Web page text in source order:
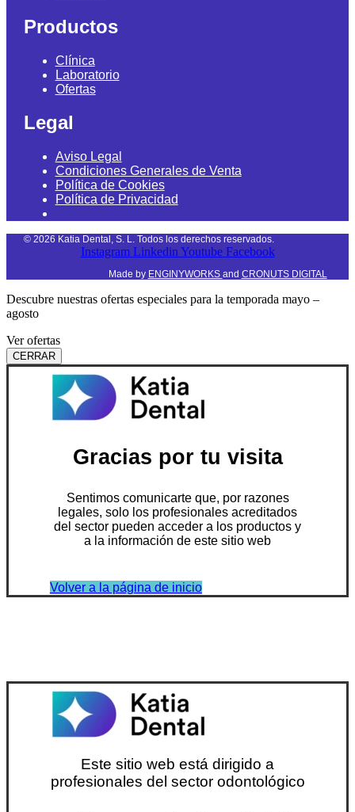
Productos
Clínica
Laboratorio
Ofertas
Legal
Aviso Legal
Condiciones Generales de Venta
Política de Cookies
Política de Privacidad
© 2026 Katia Dental, S. L. Todos los derechos reservados.
Instagram Linkedin Youtube Facebook
Made by ENGINYWORKS and CRONUTS DIGITAL
Descubre nuestras ofertas especiales para la temporada mayo –
agosto
Ver ofertas
CERRAR
Gracias por tu visita
Sentimos comunicarte que, por razones
legales, solo los profesionales acreditados
del sector pueden acceder a los productos y
a la información de este sitio web
Volver a la página de inicio
Este sitio web está dirigido a
profesionales del sector odontológico